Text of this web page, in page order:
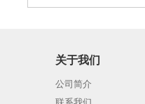
关于我们
公司简介